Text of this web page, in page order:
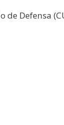
de Defensa